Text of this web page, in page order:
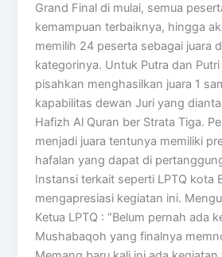
Grand Final di mulai, semua
kemampuan terbaiknya, hingga
memilih 24 peserta sebagai juara
kategorinya. Untuk Putra dan
pisahkan menghasilkan juara 1
kapabilitas dewan Juri yang
Hafizh Al Quran ber Strata Tiga.
menjadi juara tentunya memiliki
hafalan yang dapat di
Instansi terkait seperti LPTQ kota
mengapresiasi kegiatan ini.
Ketua LPTQ : “Belum pernah ada
Mushabaqoh yang finalnya